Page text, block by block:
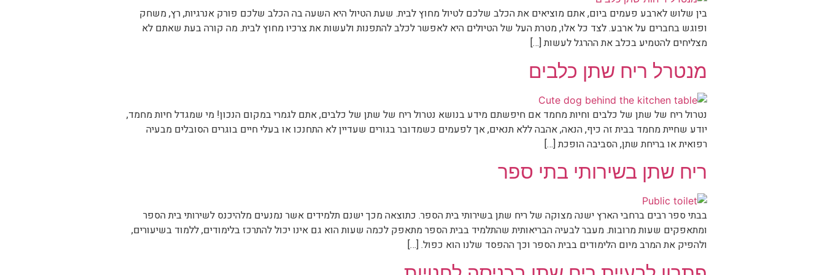
בין שלוש לארבע פעמים ביום, אתם מוציאים את הכלב שלכם לטיול מחוץ לבית. שעת הטיול היא השעה בה הכלב שלכם פורק אנרגיות, רץ, משחק
ופוגש בחברים על ארבע. לצד כל אלו, מטרת העל של הטיולים היא לאפשר לכלב להתפנות ולעשות את צרכיו מחוץ לבית. מה קורה בעת שאתם לא
מצליחים להטמיע בכלב את ההרגל לעשות […]
מנטרל ריח שתן כלבים
נטרול ריח של שתן של כלבים וחיות מחמד אם חיפשתם מידע בנושא נטרול ריח של שתן של כלבים, אתם לגמרי במקום הנכון! מי שמגדל חיות מחמד,
יודע שחיית מחמד בבית זה כיף, הנאה, אהבה ללא תנאים, אך לפעמים כשמדובר בגורים שעדיין לא התחנכו או בעלי חיים בוגרים הסובלים מבעיה
רפואית או בריחת שתן, הסביבה הופכת […]
ריח שתן בשירותי בתי ספר
בבתי ספר רבים ברחבי הארץ ישנה מצוקה של ריח שתן בשירותי בית הספר. כתוצאה מכך ישנם תלמידים אשר נמנעים מלהיכנס לשירותי בית הספר
ומתאפקים שעות מרובות. מעבר לבעיה הבריאותית שהתלמיד בבית הספר מתאפק לכמה שעות הוא גם אינו יכול להתרכז בלימודים, ללמוד בשיעורים,
ולהפיק את המרב מיום הלימודים בבית הספר וכך ההפסד שלנו הוא כפול. […]